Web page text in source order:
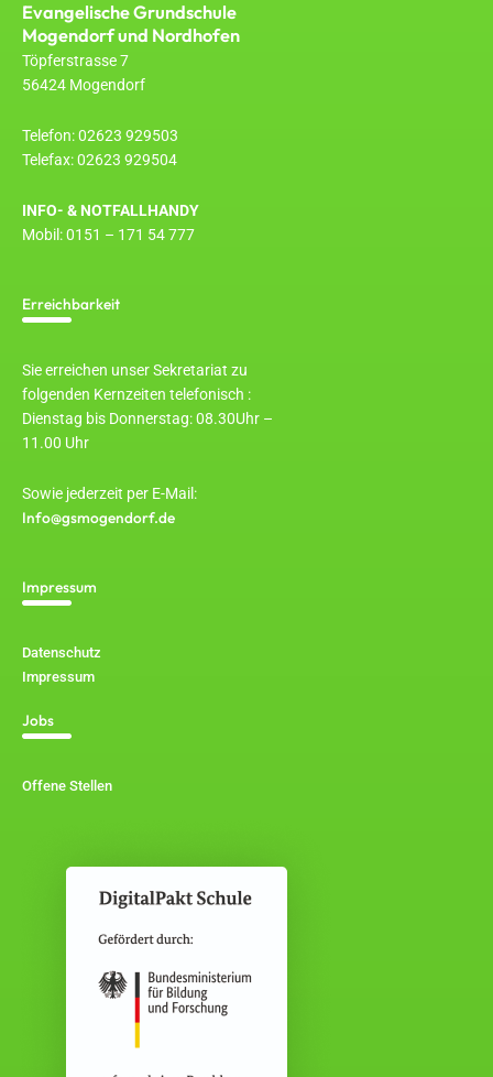
Evangelische Grundschule
Mogendorf und Nordhofen
Töpferstrasse 7
56424 Mogendorf
Telefon: 02623 929503
Telefax: 02623 929504
INFO- & NOTFALLHANDY
Mobil: 0151 – 171 54 777
Erreichbarkeit
Sie erreichen unser Sekretariat zu
folgenden Kernzeiten telefonisch :
Dienstag bis Donnerstag: 08.30Uhr –
11.00 Uhr
Sowie jederzeit per E-Mail:
Info@gsmogendorf.de
Impressum
Datenschutz
Impressum
Jobs
Offene Stellen